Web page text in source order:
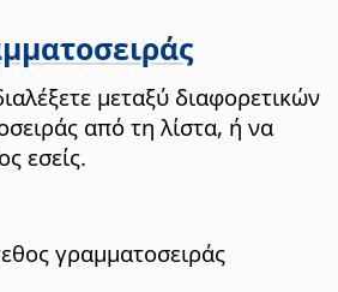
μεταξύ διαφορετικών
από τη λίστα, ή να
εσείς.
γραμματοσειράς